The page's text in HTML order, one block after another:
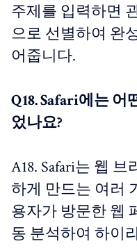
주제를 입력하면
으로 선별하여 완
어줍니다.
Q18. Safari에는 어
었나요?
A18. Safari는 웹
하게 만드는 여러
용자가 방문한 웹
동 분석하여 하이